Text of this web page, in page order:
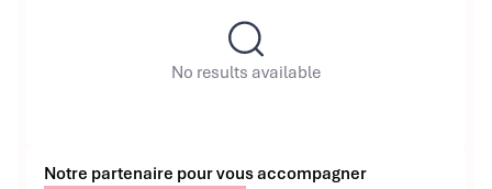
No results available
Notre partenaire pour vous accompagner